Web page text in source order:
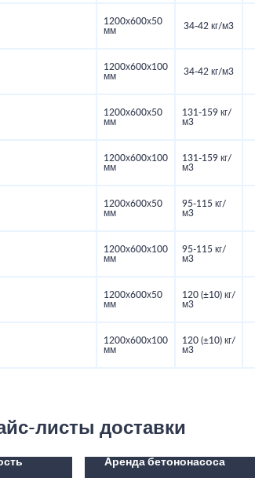
1200х600х50
мм
34-42 кг/м3
1200х600х100
мм
34-42 кг/м3
1200х600х50
мм
131-159 кг/
м3
1200х600х100
мм
131-159 кг/
м3
1200х600х50
мм
95-115 кг/
м3
1200х600х100
мм
95-115 кг/
м3
1200х600х50
мм
120 (±10) кг/
м3
1200х600х100
мм
120 (±10) кг/
м3
листы доставки
Аренда бетононасоса